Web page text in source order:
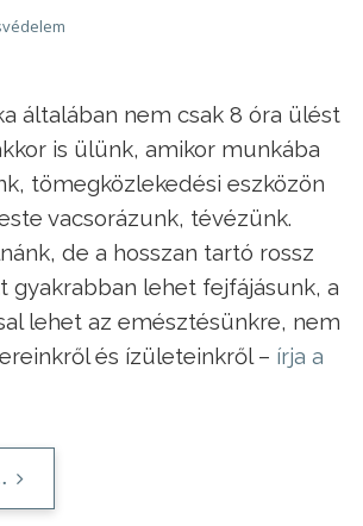
általában nem csak 8 óra ülést
is ülünk, amikor munkába
tömegközlekedési eszközön
vacsorázunk, tévézünk.
de a hosszan tartó rossz
gyakrabban lehet fejfájásunk, a
lehet az emésztésünkre, nem
és ízületeinkről – írja a